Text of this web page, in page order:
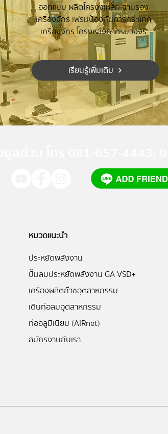
ออกแบบ ผลิตโครงงเหล็ก ฐานรอง
เครื่องจักร เฟรมป้องกันการกระแทก
เครื่องจักร โครงหลังคาครบวงจร
เรียนรู้เพิ่มเติม
หมวดแนะนำ
ประหยัดพลังงาน
ปั๊มลมประหยัดพลังงาน GA VSD+
เครื่องผลิตก๊าซอุตสาหกรรม
เดินท่อลมอุตสาหกรรม
ท่ออลูมิเนียม (AIRnet)
สมัครงานกับเรา